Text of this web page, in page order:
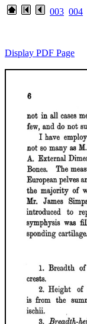
003 004
Display PDF Page